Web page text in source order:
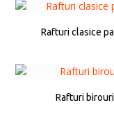
Rafturi clasice
Rafturi birouri